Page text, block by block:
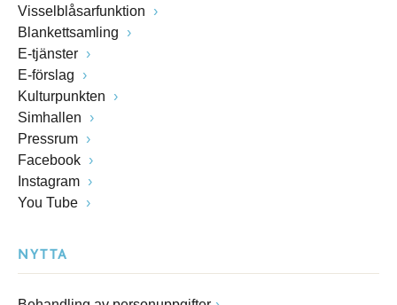
Visselblåsarfunktion
Blankettsamling
E-tjänster
E-förslag
Kulturpunkten
Simhallen
Pressrum
Facebook
Instagram
You Tube
NYTTA